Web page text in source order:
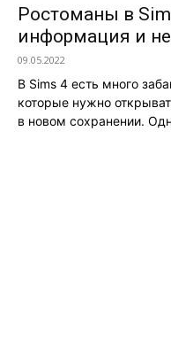
Ростоманы в
информация и
09.05.2022
В Sims 4 есть много
которые нужно
в новом сохранении.